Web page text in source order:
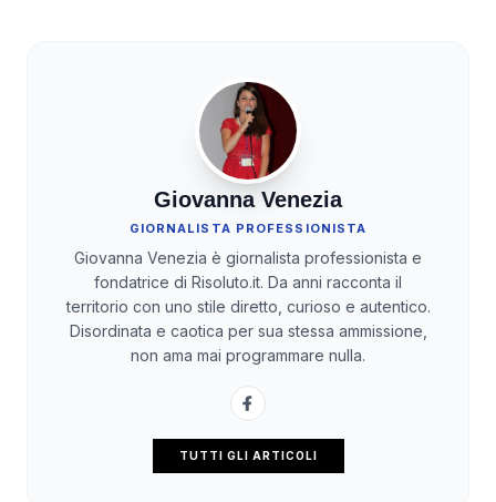
Giovanna Venezia
GIORNALISTA PROFESSIONISTA
Giovanna Venezia è giornalista professionista e
fondatrice di Risoluto.it. Da anni racconta il
territorio con uno stile diretto, curioso e autentico.
Disordinata e caotica per sua stessa ammissione,
non ama mai programmare nulla.
TUTTI GLI ARTICOLI